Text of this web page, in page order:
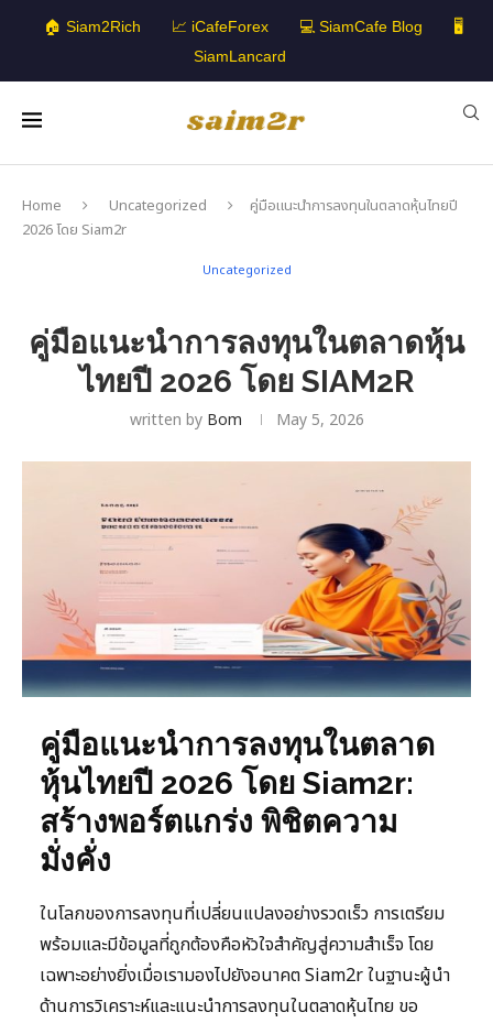
🏠 Siam2Rich 📈 iCafeForex 💻 SiamCafe Blog
🖥️
SiamLancard
Home Uncategorized
คู่มือแนะนำการลงทุนในตลาดหุ้นไทยปี
2026 โดย Siam2r
Uncategorized
คู่มือแนะนำการลงทุนในตลาดหุ้น
ไทยปี 2026 โดย SIAM2R
written by Bom May 5, 2026
คู่มือแนะนำการลงทุนในตลาด
หุ้นไทยปี 2026 โดย Siam2r:
สร้างพอร์ตแกร่ง พิชิตความ
มั่งคั่ง
ในโลกของการลงทุนที่เปลี่ยนแปลงอย่างรวดเร็ว การเตรียม
พร้อมและมีข้อมูลที่ถูกต้องคือหัวใจสำคัญสู่ความสำเร็จ โดย
เฉพาะอย่างยิ่งเมื่อเรามองไปยังอนาคต Siam2r ในฐานะผู้นำ
ด้านการวิเคราะห์และแนะนำการลงทุนในตลาดหุ้นไทย ขอ